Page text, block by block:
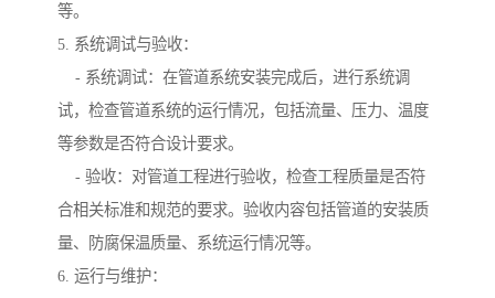
等。
5. 系统调试与验收：
- 系统调试：在管道系统安装完成后，进行系统调
试，检查管道系统的运行情况，包括流量、压力、温度
等参数是否符合设计要求。
- 验收：对管道工程进行验收，检查工程质量是否符
合相关标准和规范的要求。验收内容包括管道的安装质
量、防腐保温质量、系统运行情况等。
6. 运行与维护：